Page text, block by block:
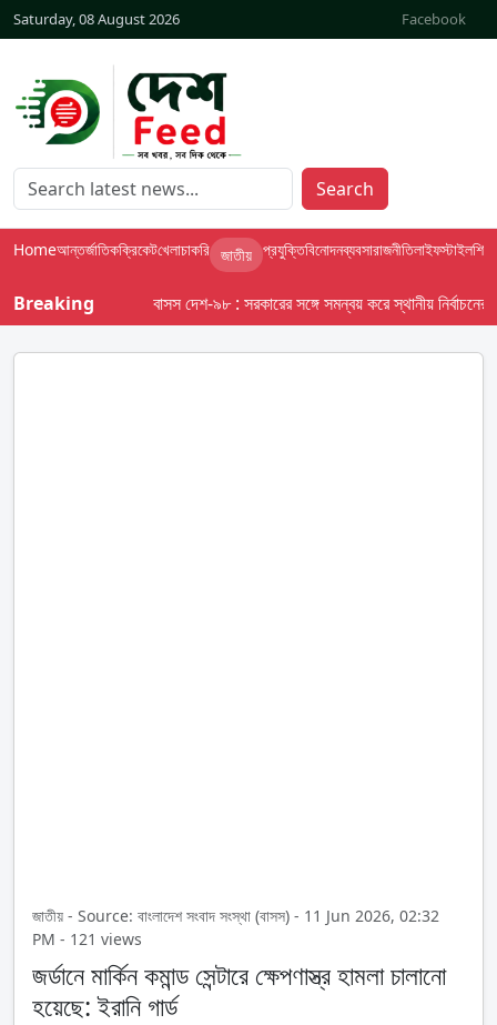
Saturday, 08 August 2026 Facebook
Search
Homeআন্তর্জাতিকক্রিকেটখেলাচাকরি জাতীয় প্রযুক্তিবিনোদনব্যবসারাজনীতিলাইফস্টাইলশিক্ষা
Breaking বাসস দেশ-৯৮ : সরকারের সঙ্গে সমন্বয় করে স্থানীয় নির্বাচনের
জাতীয় - Source: বাংলাদেশ সংবাদ সংস্থা (বাসস) - 11 Jun 2026, 02:32
PM - 121 views
জর্ডানে মার্কিন কমান্ড সেন্টারে ক্ষেপণাস্ত্র হামলা চালানো
হয়েছে: ইরানি গার্ড